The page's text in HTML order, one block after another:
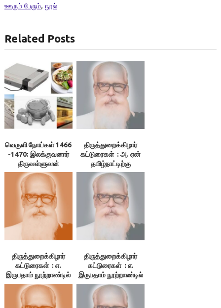
ஊரும் பேரும், நூல்
Related Posts
வெருளி நோய்கள் 1466
-1470: இலக்குவனார்
திருவள்ளுவன்
திருத்துறைக்கிழார்
கட்டுரைகள் : அ. ஏன்
தமிழ்நாட்டிற்கு
விடுதலை?
திருத்துறைக்கிழார்
கட்டுரைகள் : எ.
இருபதாம் நூற்றாண்டில்
தமிழ்நாட்டின் நிலைமை
– 3. குமுகாய அமைப்பு,
4.பொருளியல் நிலை,
திருத்துறைக்கிழார்
கட்டுரைகள் : எ.
இருபதாம் நூற்றாண்டில்
தமிழ்நாட்டின் நிலைமை
– 1.தமிழ்நாடு. 2. மொழி